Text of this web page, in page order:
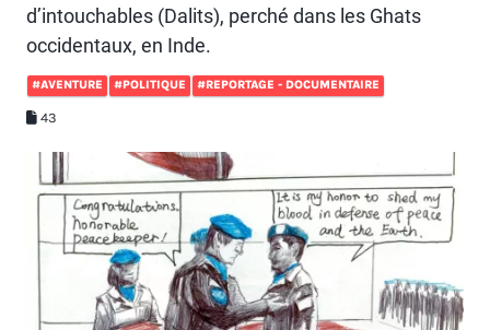
d’intouchables (Dalits), perché dans les Ghats
occidentaux, en Inde.
#AVENTURE #POLITIQUE #REPORTAGE - DOCUMENTAIRE
43